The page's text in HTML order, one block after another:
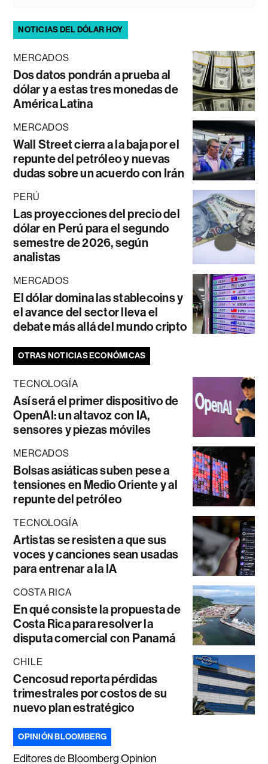
NOTICIAS DEL DÓLAR HOY
MERCADOS
Dos datos pondrán a prueba al
dólar y a estas tres monedas de
América Latina
MERCADOS
Wall Street cierra a la baja por el
repunte del petróleo y nuevas
dudas sobre un acuerdo con Irán
PERÚ
Las proyecciones del precio del
dólar en Perú para el segundo
semestre de 2026, según
analistas
MERCADOS
El dólar domina las stablecoins y
el avance del sector lleva el
debate más allá del mundo cripto
OTRAS NOTICIAS ECONÓMICAS
TECNOLOGÍA
Así será el primer dispositivo de
OpenAI: un altavoz con IA,
sensores y piezas móviles
MERCADOS
Bolsas asiáticas suben pese a
tensiones en Medio Oriente y al
repunte del petróleo
TECNOLOGÍA
Artistas se resisten a que sus
voces y canciones sean usadas
para entrenar a la IA
COSTA RICA
En qué consiste la propuesta de
Costa Rica para resolver la
disputa comercial con Panamá
CHILE
Cencosud reporta pérdidas
trimestrales por costos de su
nuevo plan estratégico
OPINIÓN BLOOMBERG
Editores de Bloomberg Opinion